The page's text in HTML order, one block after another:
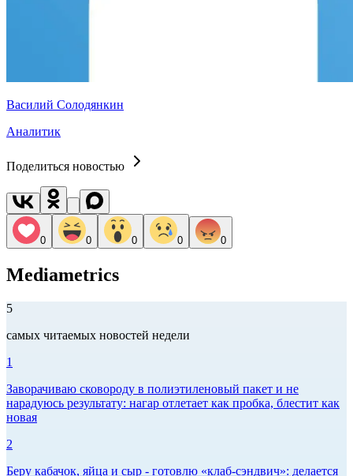
Василий Солодянкин
Аналитик
Поделиться новостью
0 0 0 0 0
Mediametrics
5
самых читаемых новостей недели
1
Заворачиваю сковороду в полиэтиленовый пакет и не
нарадуюсь результату: нагар отлетает как пробка, блестит как
новая
2
Беру кабачок, яйца и сыр - готовлю «клаб-сэндвич»: делается